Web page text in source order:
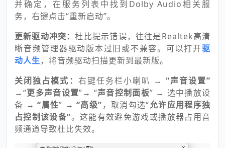
并确定，在服务列表中找到Dolby Audio相关服
务，右键点击“重新启动”。
更新驱动冲突：杜比提示错误，往往是Realtek高清
晰音频管理器驱动版本过旧或不兼容。可以打开驱
动人生，将音频驱动扫描更新到最新版。
关闭独占模式： 右键任务栏小喇叭 → “声音设置”
→“更多声音设置”→ “声音控制面板” → 选中播放设
备 →“属性” → “高级” ，取消勾选“允许应用程序独
占控制该设备”。这能有效避免游戏或播放器占用音
频通道导致杜比失效。